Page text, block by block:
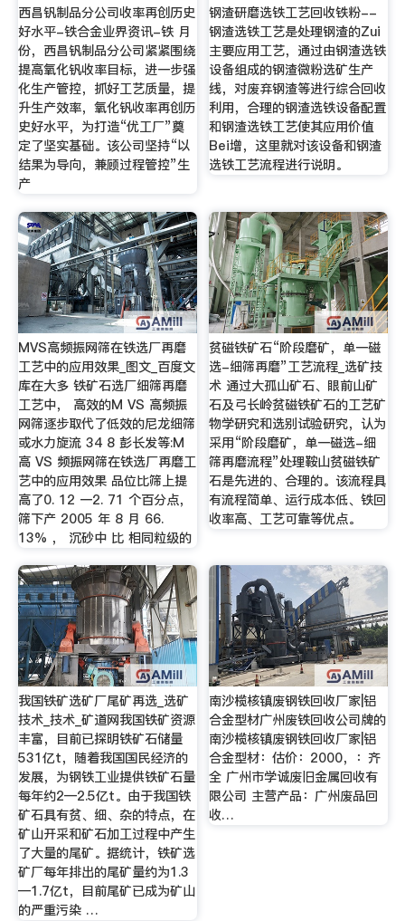
西昌钒制品分公司收率再创历史
好水平-铁合金业界资讯-铁 月
份，西昌钒制品分公司紧紧围绕
提高氧化钒收率目标，进一步强
化生产管控，抓好工艺质量，提
升生产效率，氧化钒收率再创历
史好水平，为打造“优工厂”奠
定了坚实基础。该公司坚持“以
结果为导向，兼顾过程管控”生
产
钢渣研磨选铁工艺回收铁粉--
钢渣选铁工艺是处理钢渣的Zui
主要应用工艺，通过由钢渣选铁
设备组成的钢渣微粉选矿生产
线，对废弃钢渣等进行综合回收
利用，合理的钢渣选铁设备配置
和钢渣选铁工艺使其应用价值
Bei增，这里就对该设备和钢渣
选铁工艺流程进行说明。
MVS高频振网筛在铁选厂再磨
工艺中的应用效果_图文_百度文
库在大多 铁矿石选厂细筛再磨
工艺中， 高效的M VS 高频振
网筛逐步取代了低效的尼龙细筛
或水力旋流 34 8 彭长发等:M
高 VS 频振网筛在铁选厂再磨工
艺中的应用效果 品位比筛上提
高了0. 12 一2. 71 个百分点，
筛下产 2005 年 8 月 66.
13% ， 沉砂中 比 相同粒级的
贫磁铁矿石“阶段磨矿，单一磁
选-细筛再磨”工艺流程_选矿技
术 通过大孤山矿石、眼前山矿
石及弓长岭贫磁铁矿石的工艺矿
物学研究和选别试验研究，认为
采用“阶段磨矿，单一磁选-细
筛再磨流程”处理鞍山贫磁铁矿
石是先进的、合理的。该流程具
有流程简单、运行成本低、铁回
收率高、工艺可靠等优点。
我国铁矿选矿厂尾矿再选_选矿
技术_技术_矿道网我国铁矿资源
丰富，目前已探明铁矿石储量
531亿t，随着我国国民经济的
发展，为钢铁工业提供铁矿石量
每年约2—2.5亿t。由于我国铁
矿石具有贫、细、杂的特点，在
矿山开采和矿石加工过程中产生
了大量的尾矿。据统计，铁矿选
矿厂每年排出的尾矿量约为1.3
—1.7亿t，目前尾矿已成为矿山
的严重污染 …
南沙榄核镇废钢铁回收厂家|铝
合金型材广州废铁回收公司牌的
南沙榄核镇废钢铁回收厂家|铝
合金型材：估价：2000，：齐
全 广州市学诚废旧金属回收有
限公司 主营产品：广州废品回
收…